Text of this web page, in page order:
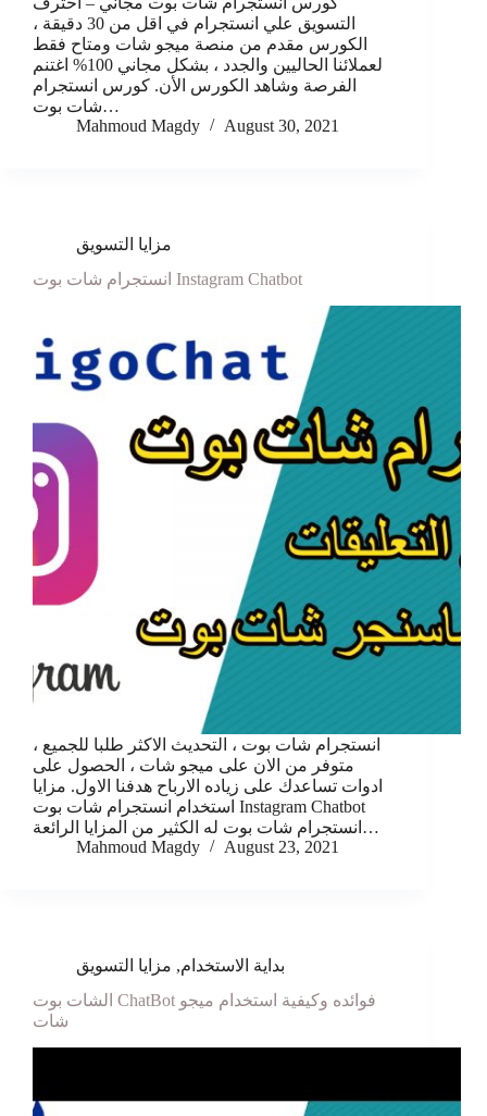
التسويق علي انستجرام في اقل من 30 دقيقة ،
الكورس مقدم من منصة ميجو شات ومتاح فقط
لعملائنا الحاليين والجدد ، بشكل مجاني 100% اغتنم
الفرصة وشاهد الكورس الأن. كورس انستجرام
شات بوت…
Mahmoud Magdy
August 30, 2021
مزايا التسويق
انستجرام شات بوت Instagram Chatbot
انستجرام شات بوت ، التحديث الاكثر طلبا للجميع ،
متوفر من الان على ميجو شات ، الحصول على
ادوات تساعدك على زياده الارباح هدفنا الاول. مزايا
استخدام انستجرام شات بوت Instagram Chatbot
انستجرام شات بوت له الكثير من المزايا الرائعة…
Mahmoud Magdy
August 23, 2021
بداية الاستخدام, مزايا التسويق
الشات بوت ChatBot فوائده وكيفية استخدام ميجو
شات